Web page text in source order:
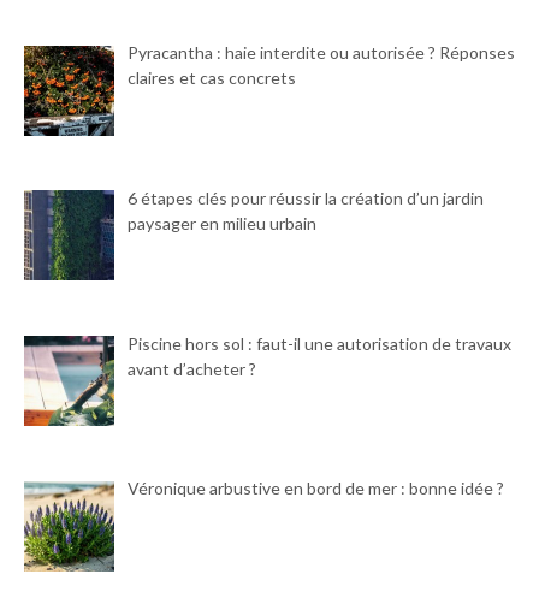
Pyracantha : haie interdite ou autorisée ? Réponses
claires et cas concrets
6 étapes clés pour réussir la création d’un jardin
paysager en milieu urbain
Piscine hors sol : faut-il une autorisation de travaux
avant d’acheter ?
Véronique arbustive en bord de mer : bonne idée ?